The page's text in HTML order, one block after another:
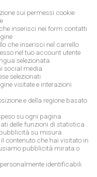
sui permessi cookie
inserisci nei form contatti
che inserisci nel carrello
nel tuo account utente
selezionata
social media
selezionati
visitate e interazioni
e della regione basato
su ogni pagina
delle funzioni di statistica
su misura
contenuto che hai visitato in
pubblicità mirata o
identificabili